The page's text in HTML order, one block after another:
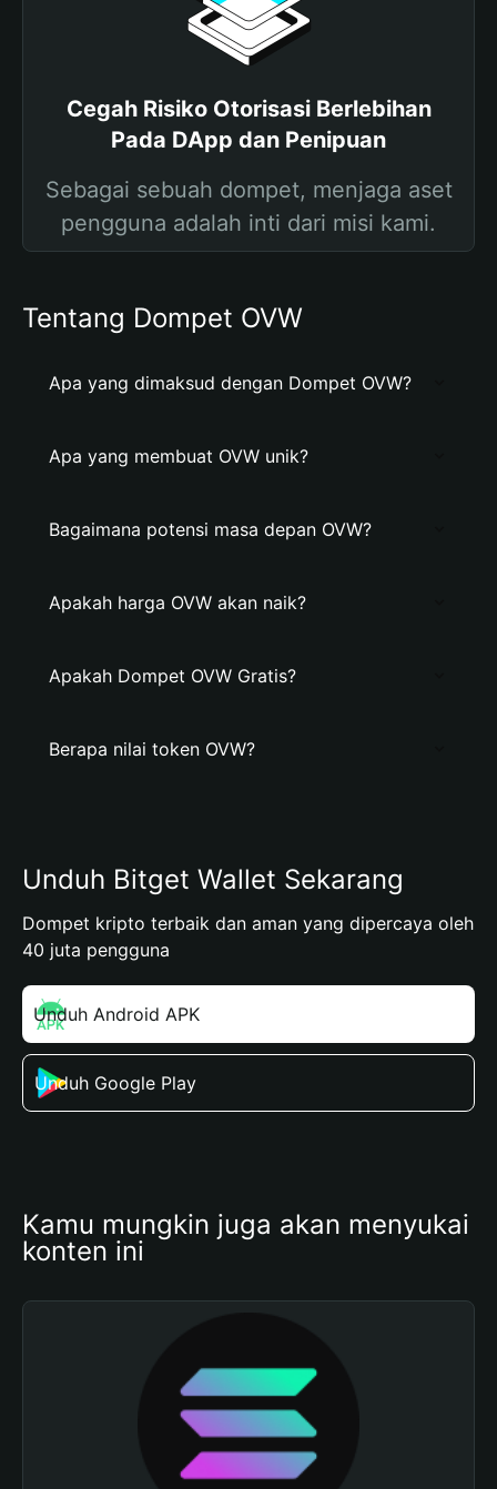
Cegah Risiko Otorisasi Berlebihan
Pada DApp dan Penipuan
Sebagai sebuah dompet, menjaga aset
pengguna adalah inti dari misi kami.
Tentang Dompet OVW
Apa yang dimaksud dengan Dompet OVW?
Apa yang membuat OVW unik?
Bagaimana potensi masa depan OVW?
Apakah harga OVW akan naik?
Apakah Dompet OVW Gratis?
Berapa nilai token OVW?
Unduh Bitget Wallet Sekarang
Dompet kripto terbaik dan aman yang dipercaya oleh
40 juta pengguna
Unduh Android APK
Unduh Google Play
Kamu mungkin juga akan menyukai
konten ini